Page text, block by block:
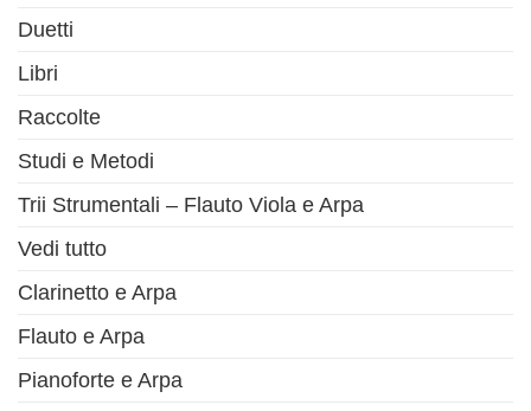
Duetti
Libri
Raccolte
Studi e Metodi
Trii Strumentali – Flauto Viola e Arpa
Vedi tutto
Clarinetto e Arpa
Flauto e Arpa
Pianoforte e Arpa